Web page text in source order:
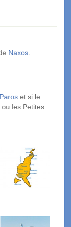
Naxos.
Paros et si le
ou les Petites